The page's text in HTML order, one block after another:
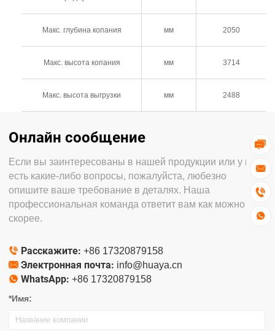




Макс. глубина копания мм 2050
Макс. высота копания мм 3714
Макс. высота выгрузки мм 2488
Онлайн сообщение
Если вы заинтересованы в нашей продукции или у вас
есть какие-либо вопросы, пожалуйста, любезно
опишите ваше требование в деталях. Наша
профессиональная команда ответит вам как можно
скорее.
 Расскажите: +86 17320879158
 Электронная почта: info@huaya.cn
 WhatsApp: +86 17320879158
*Имя: